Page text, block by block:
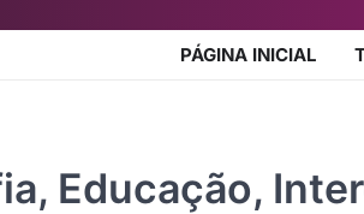
PÁGINA INICIAL
Educação,